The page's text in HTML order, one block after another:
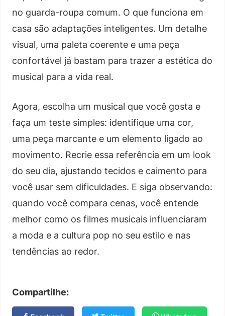
no guarda-roupa comum. O que funciona em
casa são adaptações inteligentes. Um detalhe
visual, uma paleta coerente e uma peça
confortável já bastam para trazer a estética do
musical para a vida real.
Agora, escolha um musical que você gosta e
faça um teste simples: identifique uma cor,
uma peça marcante e um elemento ligado ao
movimento. Recrie essa referência em um look
do seu dia, ajustando tecidos e caimento para
você usar sem dificuldades. E siga observando:
quando você compara cenas, você entende
melhor como os filmes musicais influenciaram
a moda e a cultura pop no seu estilo e nas
tendências ao redor.
Compartilhe: